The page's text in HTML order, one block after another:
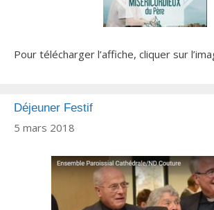
Pour télécharger l’affiche, cliquer sur
Déjeuner Festif
5 mars 2018